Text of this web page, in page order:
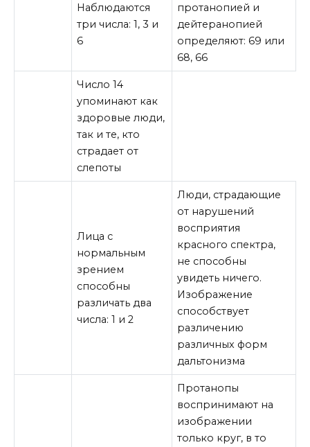
Наблюдаются
три числа: 1, 3 и
6
протанопией и
дейтеранопией
определяют: 69 или
68, 66
Число 14
упоминают как
здоровые люди,
так и те, кто
страдает от
слепоты
Лица с
нормальным
зрением
способны
различать два
числа: 1 и 2
Люди, страдающие
от нарушений
восприятия
красного спектра,
не способны
увидеть ничего.
Изображение
способствует
различению
различных форм
дальтонизма
Протанопы
воспринимают на
изображении
только круг, в то